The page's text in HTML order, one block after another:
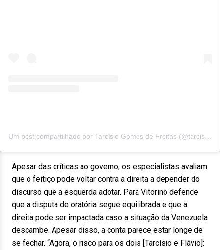
Apesar das críticas ao governo, os especialistas avaliam
que o feitiço pode voltar contra a direita a depender do
discurso que a esquerda adotar. Para Vitorino defende
que a disputa de oratória segue equilibrada e que a
direita pode ser impactada caso a situação da Venezuela
descambe. Apesar disso, a conta parece estar longe de
se fechar. “Agora, o risco para os dois [Tarcísio e Flávio]: